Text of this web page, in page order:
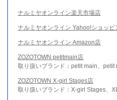
ナルミヤオンライン楽天市場店
ナルミヤオンライン Yahoo!ショッピ
ナルミヤオンライン Amazon店
ZOZOTOWN petitmain店
取り扱いブランド：petit main、petit
ZOZOTOWN X-girl Stages店
取り扱いブランド：X-girl Stages、